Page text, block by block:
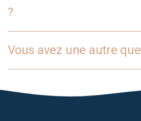
?
Vous avez une autre